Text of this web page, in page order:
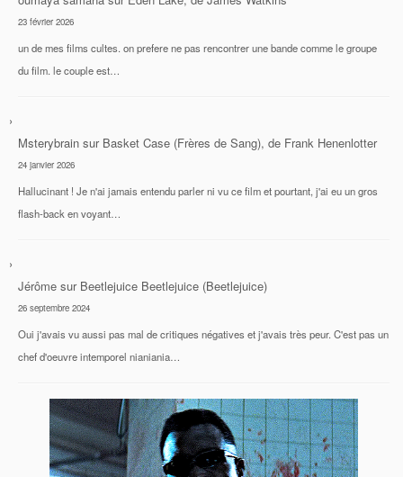
23 février 2026
un de mes films cultes. on prefere ne pas rencontrer une bande comme le groupe
du film. le couple est…
Msterybrain sur Basket Case (Frères de Sang), de Frank Henenlotter
24 janvier 2026
Hallucinant ! Je n'ai jamais entendu parler ni vu ce film et pourtant, j'ai eu un gros
flash-back en voyant…
Jérôme sur Beetlejuice Beetlejuice (Beetlejuice)
26 septembre 2024
Oui j'avais vu aussi pas mal de critiques négatives et j'avais très peur. C'est pas un
chef d'oeuvre intemporel nianiania…